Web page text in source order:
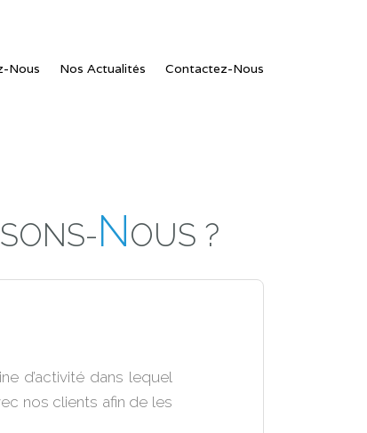
Nous Nos Actualités Contactez-Nous
NOUS ?
d’activité dans lequel
nos clients afin de les